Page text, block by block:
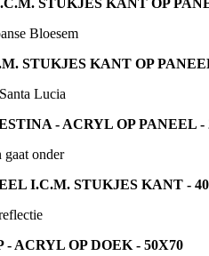
STUKJES KANT OP
STUKJES KANT OP
- ACRYL OP PANEEL -
I.C.M. STUKJES KANT -
ACRYL OP DOEK - 50X70